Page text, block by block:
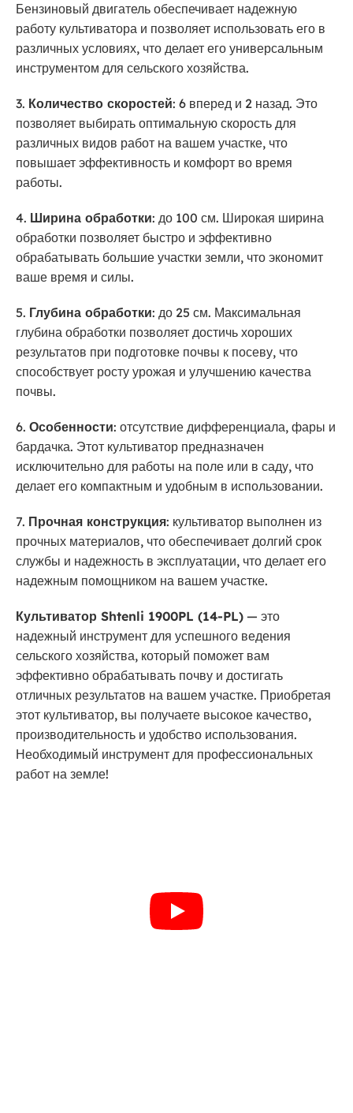
Бензиновый двигатель обеспечивает надежную
работу культиватора и позволяет использовать его в
различных условиях, что делает его универсальным
инструментом для сельского хозяйства.
3. Количество скоростей: 6 вперед и 2 назад. Это
позволяет выбирать оптимальную скорость для
различных видов работ на вашем участке, что
повышает эффективность и комфорт во время
работы.
4. Ширина обработки: до 100 см. Широкая ширина
обработки позволяет быстро и эффективно
обрабатывать большие участки земли, что экономит
ваше время и силы.
5. Глубина обработки: до 25 см. Максимальная
глубина обработки позволяет достичь хороших
результатов при подготовке почвы к посеву, что
способствует росту урожая и улучшению качества
почвы.
6. Особенности: отсутствие дифференциала, фары и
бардачка. Этот культиватор предназначен
исключительно для работы на поле или в саду, что
делает его компактным и удобным в использовании.
7. Прочная конструкция: культиватор выполнен из
прочных материалов, что обеспечивает долгий срок
службы и надежность в эксплуатации, что делает его
надежным помощником на вашем участке.
Культиватор Shtenli 1900PL (14-PL) — это
надежный инструмент для успешного ведения
сельского хозяйства, который поможет вам
эффективно обрабатывать почву и достигать
отличных результатов на вашем участке. Приобретая
этот культиватор, вы получаете высокое качество,
производительность и удобство использования.
Необходимый инструмент для профессиональных
работ на земле!